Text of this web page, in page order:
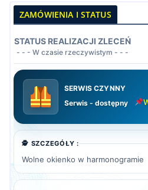
ZAMÓWIENIA I STATUS
STATUS REALIZACJI ZLECEŃ
- - - W czasie rzeczywistym - - -
SERWIS CZYNNY
Serwis - dostępny
🕵️ SZCZEGÓŁY :
Wolne okienko w harmonogramie